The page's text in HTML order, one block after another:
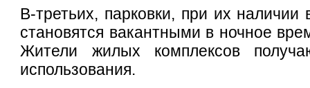
В-третьих, парковки, при их наличии
становятся вакантными в ночное
Жители жилых комплексов
использования.